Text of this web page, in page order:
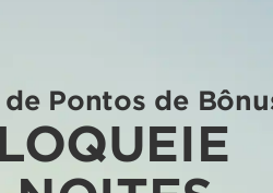
Pontos de